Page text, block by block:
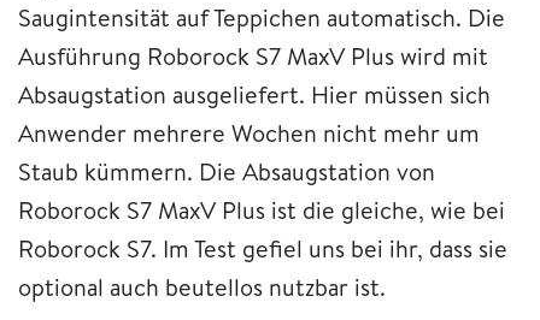
Saugintensität auf Teppichen automatisch. Die
Ausführung Roborock S7 MaxV Plus wird mit
Absaugstation ausgeliefert. Hier müssen sich
Anwender mehrere Wochen nicht mehr um
Staub kümmern. Die Absaugstation von
Roborock S7 MaxV Plus ist die gleiche, wie bei
Roborock S7. Im Test gefiel uns bei ihr, dass sie
optional auch beutellos nutzbar ist.